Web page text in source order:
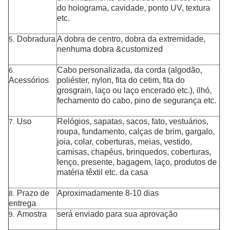
do holograma, cavidade, ponto UV, textura
etc.
5. Dobradura A dobra de centro, dobra da extremidade,
nenhuma dobra &customized
6.
Acessórios
Cabo personalizada, da corda (algodão,
poliéster, nylon, fita do cetim, fita do
grosgrain, laço ou laço encerado etc.), ilhó,
fechamento do cabo, pino de segurança etc.
7. Uso Relógios, sapatas, sacos, fato, vestuários,
roupa, fundamento, calças de brim, gargalo,
joia, colar, coberturas, meias, vestido,
camisas, chapéus, brinquedos, coberturas,
lenço, presente, bagagem, laço, produtos de
matéria têxtil etc. da casa
8.
Prazo de
entrega
Aproximadamente 8-10 dias
9. Amostra será enviado para sua aprovação